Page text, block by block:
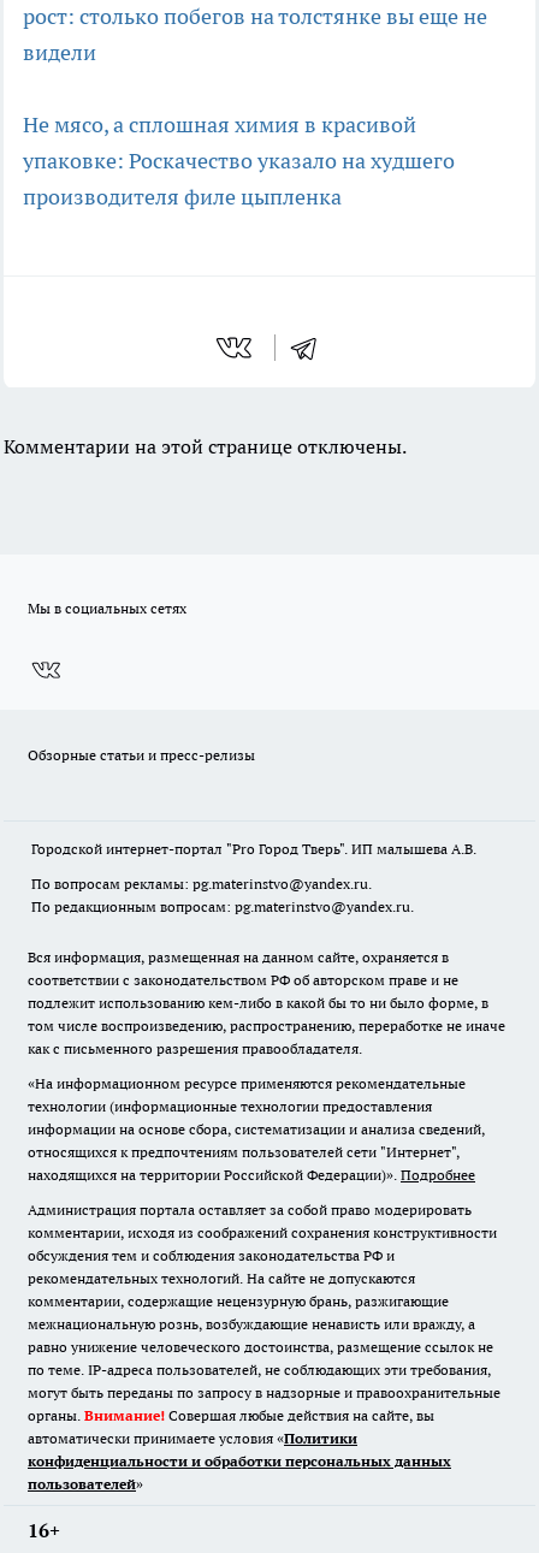
рост: столько побегов на толстянке вы еще не
видели
Не мясо, а сплошная химия в красивой
упаковке: Роскачество указало на худшего
производителя филе цыпленка
Комментарии на этой странице отключены.
Мы в социальных сетях
Обзорные статьи и пресс-релизы
Городской интернет-портал "Pro Город Тверь". ИП малышева А.В.
По вопросам рекламы: pg.materinstvo@yandex.ru.
По редакционным вопросам: pg.materinstvo@yandex.ru.
Вся информация, размещенная на данном сайте, охраняется в
соответствии с законодательством РФ об авторском праве и не
подлежит использованию кем-либо в какой бы то ни было форме, в
том числе воспроизведению, распространению, переработке не иначе
как с письменного разрешения правообладателя.
«На информационном ресурсе применяются рекомендательные
технологии (информационные технологии предоставления
информации на основе сбора, систематизации и анализа сведений,
относящихся к предпочтениям пользователей сети "Интернет",
находящихся на территории Российской Федерации)». Подробнее
Администрация портала оставляет за собой право модерировать
комментарии, исходя из соображений сохранения конструктивности
обсуждения тем и соблюдения законодательства РФ и
рекомендательных технологий. На сайте не допускаются
комментарии, содержащие нецензурную брань, разжигающие
межнациональную рознь, возбуждающие ненависть или вражду, а
равно унижение человеческого достоинства, размещение ссылок не
по теме. IP-адреса пользователей, не соблюдающих эти требования,
могут быть переданы по запросу в надзорные и правоохранительные
органы. Внимание! Совершая любые действия на сайте, вы
автоматически принимаете условия «Политики
конфиденциальности и обработки персональных данных
пользователей»
16+